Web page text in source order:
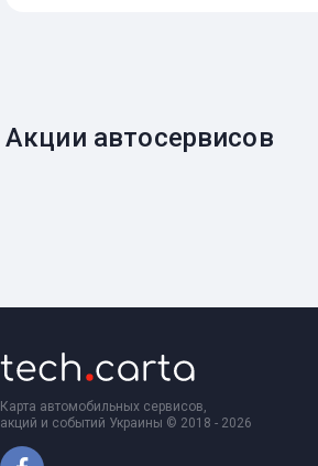
Акции автосервисов
Карта автомобильных сервисов,
акций и событий Украины © 2018 - 2026